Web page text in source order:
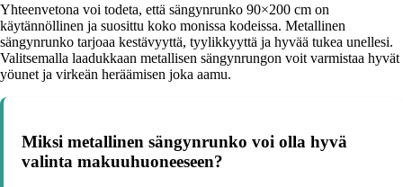
Yhteenvetona voi todeta, että sängynrunko 90×200 cm on
käytännöllinen ja suosittu koko monissa kodeissa. Metallinen
sängynrunko tarjoaa kestävyyttä, tyylikkyyttä ja hyvää tukea unellesi.
Valitsemalla laadukkaan metallisen sängynrungon voit varmistaa hyvät
yöunet ja virkeän heräämisen joka aamu.
Miksi metallinen sängynrunko voi olla hyvä
valinta makuuhuoneeseen?